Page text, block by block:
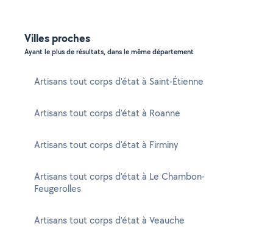
Villes proches
Ayant le plus de résultats, dans le même département
Artisans tout corps d'état à Saint-Étienne
Artisans tout corps d'état à Roanne
Artisans tout corps d'état à Firminy
Artisans tout corps d'état à Le Chambon-
Feugerolles
Artisans tout corps d'état à Veauche